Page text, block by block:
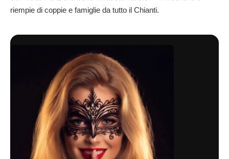
riempie di coppie e famiglie da tutto il Chianti.